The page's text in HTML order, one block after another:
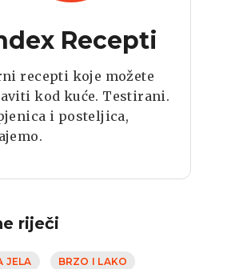
Recepti
recepti koje možete
kod kuće. Testirani.
i posteljica,
riječi
JELA BRZO I LAKO